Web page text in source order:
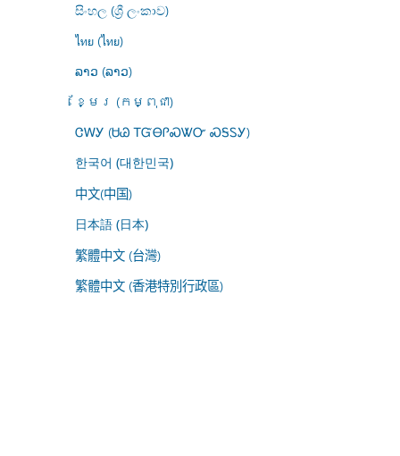
සිංහල (ශ්‍රී ලංකාව)
ไทย (ไทย)
ລາວ (ລາວ)
ខ្មែរ (កម្ពុជា)
ᏣᎳᎩ (ᏌᏊ ᎢᏳᎾᎵᏍᏔᏅ ᏍᎦᏚᎩ)
한국어 (대한민국)
中文(中国)
日本語 (日本)
繁體中文 (台灣)
繁體中文 (香港特別行政區)